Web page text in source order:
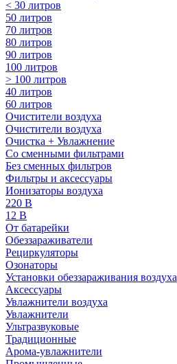
< 30 литров
50 литров
70 литров
80 литров
90 литров
100 литров
> 100 литров
40 литров
60 литров
Очистители воздуха
Очистители воздуха
Очистка + Увлажнение
Cо сменными фильтрами
Без сменных фильтров
Фильтры и аксессуары
Ионизаторы воздуха
220 В
12 В
От батарейки
Обеззараживатели
Рециркуляторы
Озонаторы
Установки обеззараживания воздуха
Аксессуары
Увлажнители воздуха
Увлажнители
Ультразвуковые
Традиционные
Арома-увлажнители